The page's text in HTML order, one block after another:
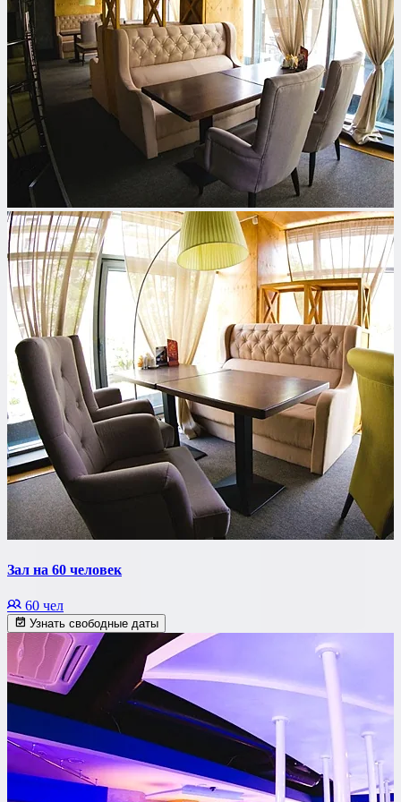
Зал на 60 человек
60 чел
Узнать свободные даты